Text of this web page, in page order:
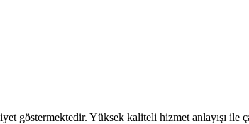
göstermektedir. Yüksek kaliteli hizmet anlayışı ile